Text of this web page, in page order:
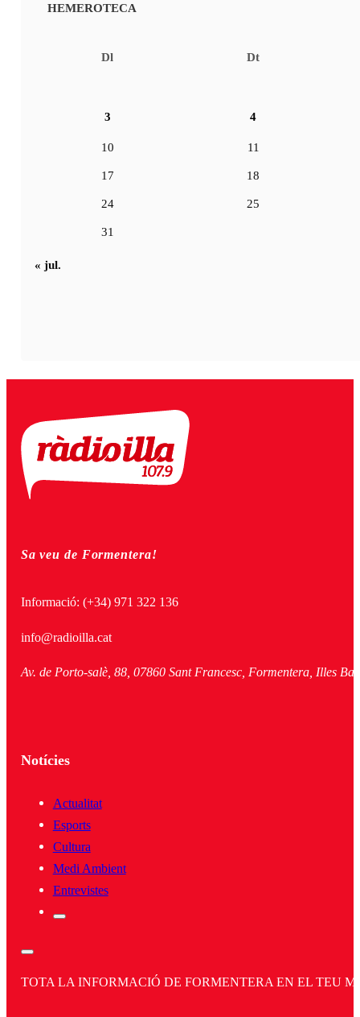
HEMEROTECA
Dl Dt
3 4
10 11
17 18
24 25
31
« jul.
Sa veu de Formentera!
Informació: (+34) 971 322 136
info@radioilla.cat
Av. de Porto-salè, 88, 07860 Sant Francesc, Formentera, Illes
Notícies
Actualitat
Esports
Cultura
Medi Ambient
Entrevistes
TOTA LA INFORMACIÓ DE FORMENTERA EN EL TEU